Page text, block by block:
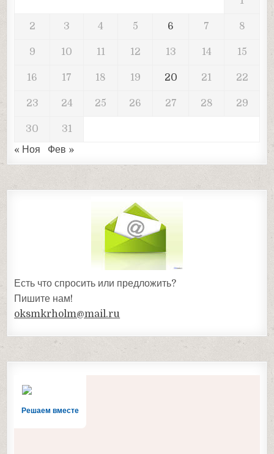
2 3 4 5 6 7 8
9 10 11 12 13 14 15
16 17 18 19 20 21 22
23 24 25 26 27 28 29
30
31
« Ноя
Фев »
Есть что спросить или предложить?
Пишите нам!
oksmkrholm@mail.ru
Решаем вместе